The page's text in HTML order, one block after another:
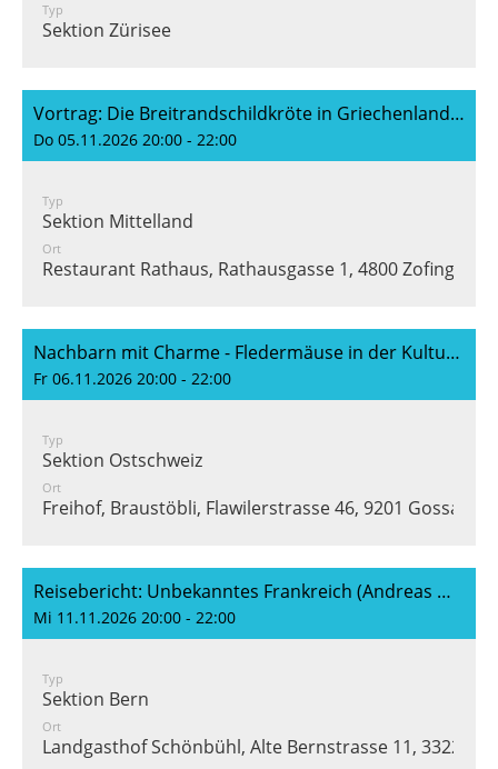
Typ
Sektion Zürisee
Vortrag: Die Breitrandschildkröte in Griechenland und Sardinien (Rolf Berglas)
Do 05.11.2026 20:00 - 22:00
Typ
Sektion Mittelland
Ort
Restaurant Rathaus, Rathausgasse 1, 4800 Zofingen
Nachbarn mit Charme - Fledermäuse in der Kulturlandschaft (René Güttlinger)
Fr 06.11.2026 20:00 - 22:00
Typ
Sektion Ostschweiz
Ort
Freihof, Braustöbli, Flawilerstrasse 46, 9201 Gossau
Reisebericht: Unbekanntes Frankreich (Andreas Meyer)
Mi 11.11.2026 20:00 - 22:00
Typ
Sektion Bern
Ort
Landgasthof Schönbühl, Alte Bernstrasse 11, 3322